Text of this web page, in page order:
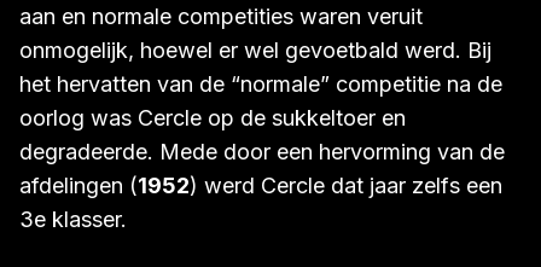
aan en normale competities waren veruit
onmogelijk, hoewel er wel gevoetbald werd. Bij
het hervatten van de “normale” competitie na de
oorlog was Cercle op de sukkeltoer en
degradeerde. Mede door een hervorming van de
afdelingen (1952) werd Cercle dat jaar zelfs een
3e klasser.